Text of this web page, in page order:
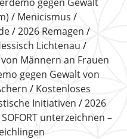
Menicismus
2026 Remagen
Lichtenau
Männern an Frauen
gegen Gewalt von
Kostenloses
Initiativen
2026
SOFORT unterzeichnen –